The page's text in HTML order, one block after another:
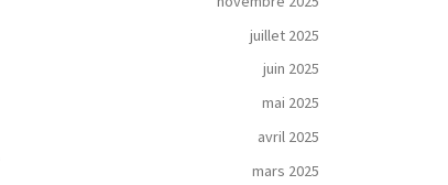
juillet 2025
juin 2025
mai 2025
avril 2025
mars 2025